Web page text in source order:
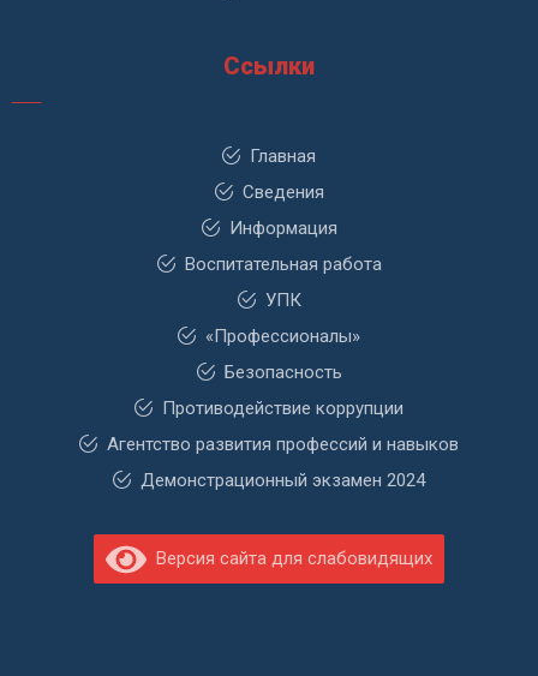
Ссылки
Главная
Сведения
Информация
Воспитательная работа
УПК
«Профессионалы»
Безопасность
Противодействие коррупции
Агентство развития профессий и навыков
Демонстрационный экзамен 2024
Версия сайта для слабовидящих